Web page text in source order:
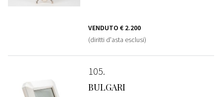
VENDUTO € 2.200
(diritti d'asta esclusi)
105
BULGARI